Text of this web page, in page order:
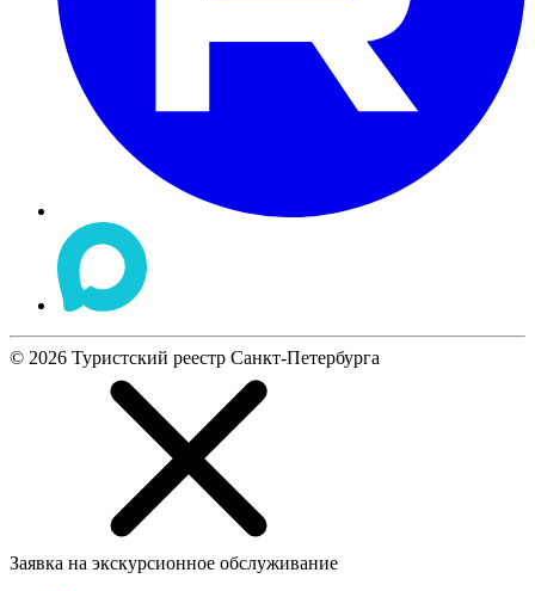
© 2026 Туристский реестр Санкт-Петербурга
Заявка на экскурсионное обслуживание